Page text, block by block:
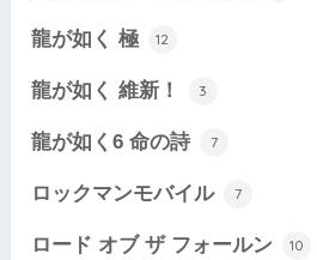
龍が如く 極 12
龍が如く 維新！ 3
龍が如く6 命の詩 7
ロックマンモバイル 7
ロード オブ ザ フォールン 10